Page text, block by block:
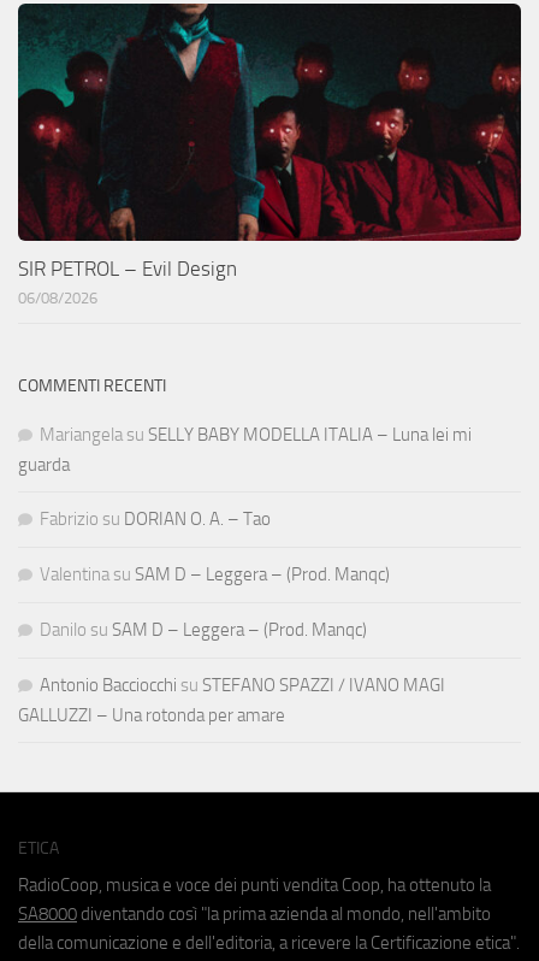
SIR PETROL – Evil Design
06/08/2026
COMMENTI RECENTI
Mariangela su SELLY BABY MODELLA ITALIA – Luna lei mi
guarda
Fabrizio su DORIAN O. A. – Tao
Valentina su SAM D – Leggera – (Prod. Manqc)
Danilo su SAM D – Leggera – (Prod. Manqc)
Antonio Bacciocchi su STEFANO SPAZZI / IVANO MAGI
GALLUZZI – Una rotonda per amare
ETICA
RadioCoop, musica e voce dei punti vendita Coop, ha ottenuto la
SA8000 diventando così "la prima azienda al mondo, nell'ambito
della comunicazione e dell'editoria, a ricevere la Certificazione etica".